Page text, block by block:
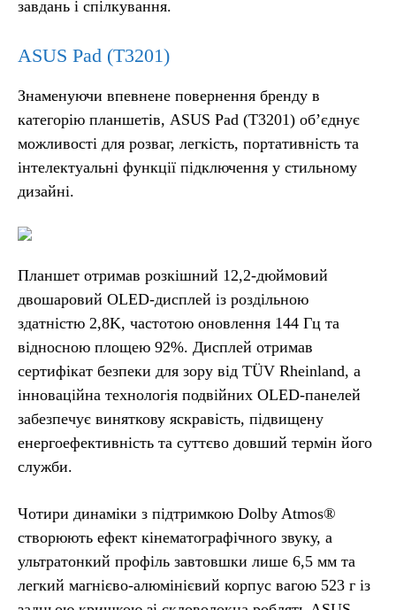
завдань і спілкування.
ASUS Pad (T3201)
Знаменуючи впевнене повернення бренду в
категорію планшетів, ASUS Pad (T3201) об’єднує
можливості для розваг, легкість, портативність та
інтелектуальні функції підключення у стильному
дизайні.
Планшет отримав розкішний 12,2-дюймовий
двошаровий OLED-дисплей із роздільною
здатністю 2,8K, частотою оновлення 144 Гц та
відносною площею 92%. Дисплей отримав
сертифікат безпеки для зору від TÜV Rheinland, а
інноваційна технологія подвійних OLED-панелей
забезпечує виняткову яскравість, підвищену
енергоефективність та суттєво довший термін його
служби.
Чотири динаміки з підтримкою Dolby Atmos®
створюють ефект кінематографічного звуку, а
ультратонкий профіль завтовшки лише 6,5 мм та
легкий магнієво-алюмінієвий корпус вагою 523 г із